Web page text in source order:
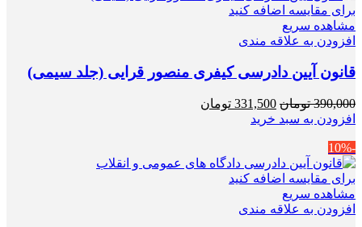
برای مقایسه اضافه کنید
مشاهده سریع
افزودن به علاقه مندی
قانون آیین دادرسی کیفری منصور قرایی (جلد سیمی)
390,000 تومان قیمت
اصلی
331,500 تومان
افزودن به سبد خرید
-10%
برای مقایسه اضافه کنید
مشاهده سریع
افزودن به علاقه مندی